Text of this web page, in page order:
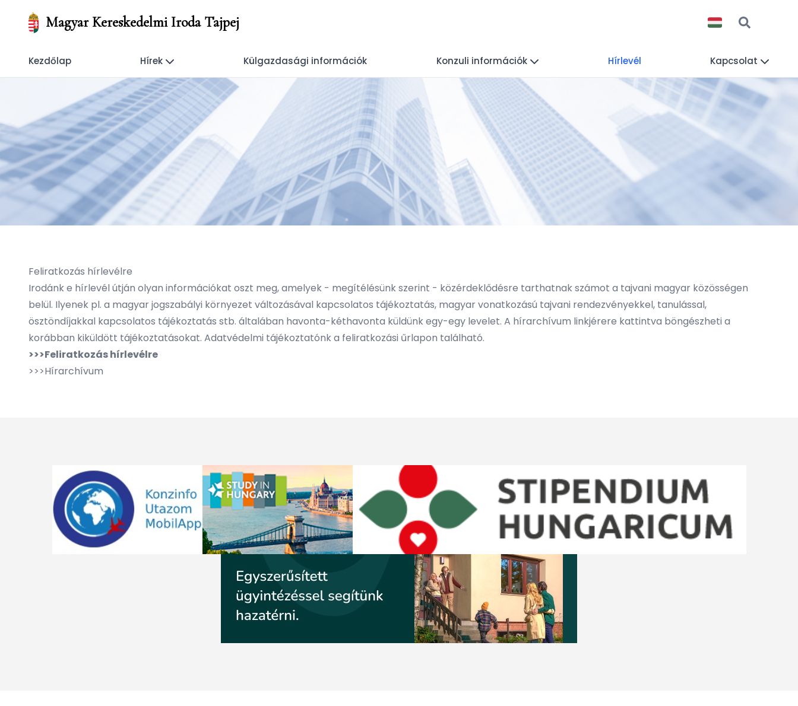
Magyar Kereskedelmi Iroda Tajpej
Kezdőlap Hírek Külgazdasági információk Konzuli információk Hírlevél Kapcsolat
Feliratkozás hírlevélre
Irodánk e hírlevél útján olyan információkat oszt meg, amelyek - megítélésünk szerint - közérdeklődésre tarthatnak számot a tajvani magyar közösségen
belül. Ilyenek pl. a magyar jogszabályi környezet változásával kapcsolatos tájékoztatás, magyar vonatkozású tajvani rendezvényekkel, tanulással,
ösztöndíjakkal kapcsolatos tájékoztatás stb. általában havonta-kéthavonta küldünk egy-egy levelet. A hírarchívum linkjérere kattintva böngészheti a
korábban kiküldött tájékoztatásokat. Adatvédelmi tájékoztatónk a feliratkozási űrlapon található.
>>>Feliratkozás hírlevélre
>>>Hírarchívum